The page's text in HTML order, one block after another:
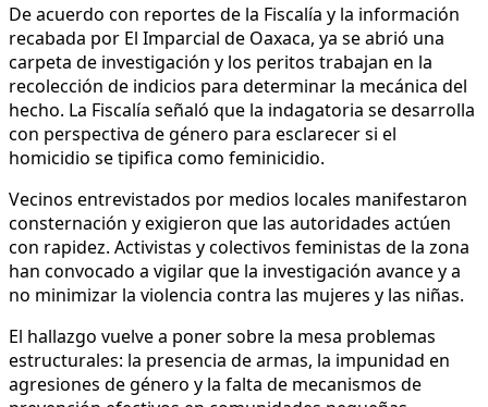
De acuerdo con reportes de la Fiscalía y la información
recabada por El Imparcial de Oaxaca, ya se abrió una
carpeta de investigación y los peritos trabajan en la
recolección de indicios para determinar la mecánica del
hecho. La Fiscalía señaló que la indagatoria se desarrolla
con perspectiva de género para esclarecer si el
homicidio se tipifica como feminicidio.
Vecinos entrevistados por medios locales manifestaron
consternación y exigieron que las autoridades actúen
con rapidez. Activistas y colectivos feministas de la zona
han convocado a vigilar que la investigación avance y a
no minimizar la violencia contra las mujeres y las niñas.
El hallazgo vuelve a poner sobre la mesa problemas
estructurales: la presencia de armas, la impunidad en
agresiones de género y la falta de mecanismos de